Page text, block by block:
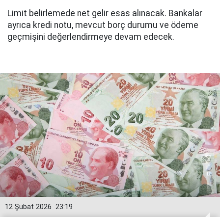
Limit belirlemede net gelir esas alınacak. Bankalar
ayrıca kredi notu, mevcut borç durumu ve ödeme
geçmişini değerlendirmeye devam edecek.
23:19
12 Şubat 2026